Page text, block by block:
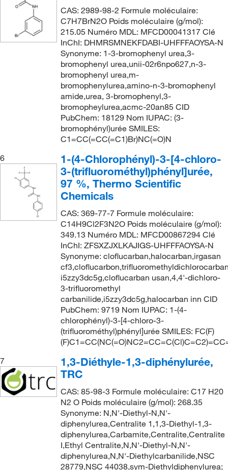
CAS: 2989-98-2 Formule moléculaire:
C7H7BrN2O Poids moléculaire (g/mol):
215.05 Numéro MDL: MFCD00041317 Clé
InChI: DHMRSMNEKFDABI-UHFFFAOYSA-N
Synonyme: 1-3-bromophenyl urea,3-
bromophenyl urea,unii-02r6npo627,n-3-
bromophenyl urea,m-
bromophenylurea,amino-n-3-bromophenyl
amide,urea, 3-bromophenyl,3-
bromopheylurea,acmc-20an85 CID
PubChem: 18129 Nom IUPAC: (3-
bromophényl)urée SMILES:
C1=CC(=CC(=C1)Br)NC(=O)N
6
1-(4-Chlorophényl)-3-[4-chloro-
3-(trifluorométhyl)phényl]urée,
97 %, Thermo Scientific
Chemicals
CAS: 369-77-7 Formule moléculaire:
C14H9Cl2F3N2O Poids moléculaire (g/mol):
349.13 Numéro MDL: MFCD00867294 Clé
InChI: ZFSXZJXLKAJIGS-UHFFFAOYSA-N
Synonyme: cloflucarban,halocarban,irgasan
i5zzy3dc5g,cloflucarban usan,4,4'-dichloro-
3-trifluoromethyl
carbanilide,i5zzy3dc5g,halocarban inn CID
PubChem: 9719 Nom IUPAC: 1-(4-
chlorophényl)-3-[4-chloro-3-
(trifluorométhyl)phényl]urée SMILES: FC(F)
7
1,3-Diéthyle-1,3-diphénylurée,
TRC
CAS: 85-98-3 Formule moléculaire: C17 H20
N2 O Poids moléculaire (g/mol): 268.35
Synonyme: N,N'-Diethyl-N,N'-
diphenylurea,Centralite 1,1,3-Diethyl-1,3-
diphenylurea,Carbamite,Centralite,Centralite
I,Ethyl Centralite,N,N'-Diethyl-N,N'-
diphenylurea,N,N'-Diethylcarbanilide,NSC
28779,NSC 44038,sym-Diethyldiphenylurea;